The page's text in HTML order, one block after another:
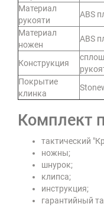
Материал
рукояти
ABS
Материал
ножен
ABS
Конструкция
Покрытие
клинка
Комплект
тактический
ножны;
шнурок;
клипса;
инструкция;
гарантийный